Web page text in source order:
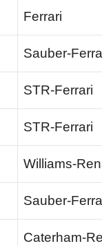
Ferrari
Sauber-
STR-Ferrari
STR-Ferrari
Williams-
Sauber-
Caterham-